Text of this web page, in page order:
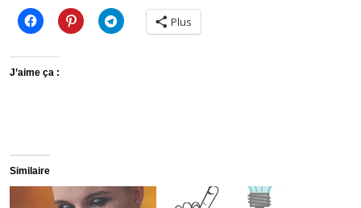
Plus
J’aime ça :
Similaire